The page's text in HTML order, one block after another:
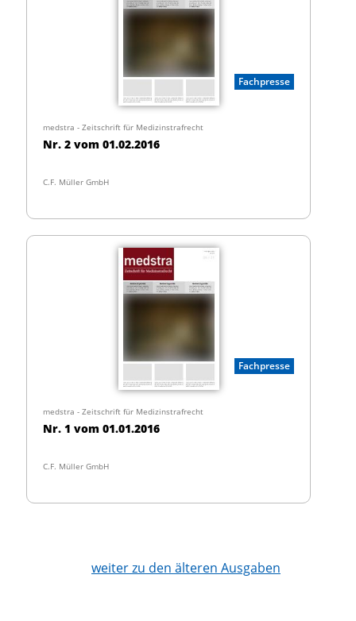
Fachpresse
medstra - Zeitschrift für Medizinstrafrecht
Nr. 2 vom 01.02.2016
C.F. Müller GmbH
Fachpresse
medstra - Zeitschrift für Medizinstrafrecht
Nr. 1 vom 01.01.2016
C.F. Müller GmbH
weiter zu den älteren Ausgaben